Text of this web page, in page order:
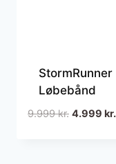
Løbebånd
9.999kr. Den
4.999 kr.